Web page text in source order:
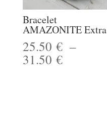
Bracelet
AMAZONITE Extra
25.50 € –
31.50 €Plage